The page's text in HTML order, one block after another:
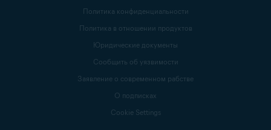
Политика конфиденциальности
Политика в отношении продуктов
Юридические документы
Сообщить об уязвимости
Заявление о современном рабстве
О подписках
Cookie Settings